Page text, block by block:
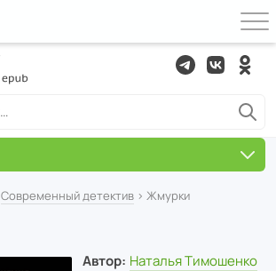
Современный детектив › Жмурки
Автор: Наталья Тимошенко